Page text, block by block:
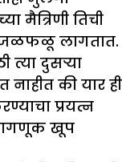
मैत्रिणी तिची
जळफळू लागतात.
दुसऱ्या
की यार ही
प्रयत्न
खूप